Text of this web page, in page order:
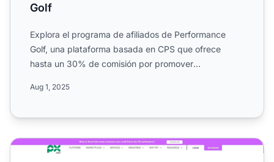
Golf
Explora el programa de afiliados de Performance
Golf, una plataforma basada en CPS que ofrece
hasta un 30% de comisión por promover
Aug 1, 2025
Programa de Afiliados PX